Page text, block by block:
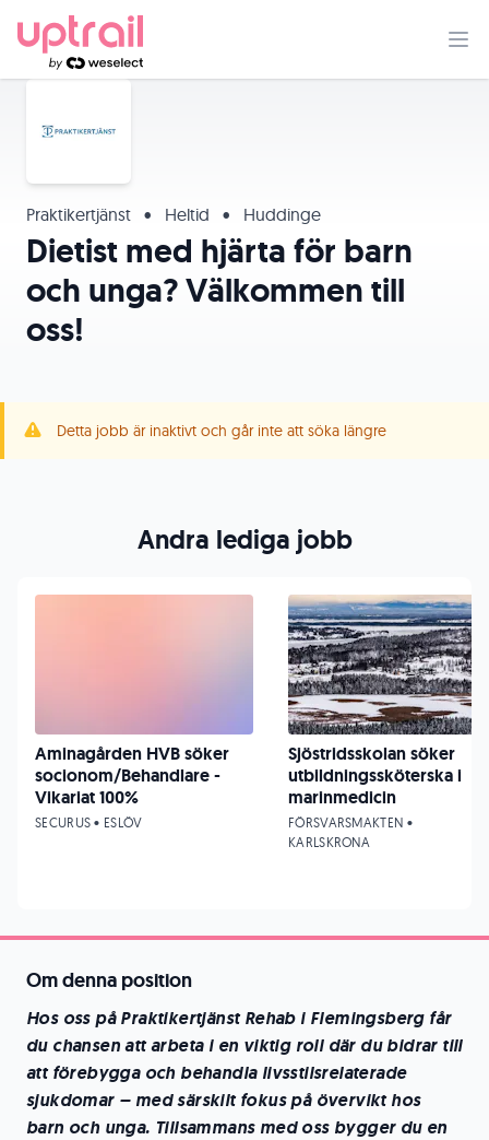
Praktikertjänst • Heltid • Huddinge
Dietist med hjärta för barn
och unga? Välkommen till
oss!
Detta jobb är inaktivt och går inte att söka längre
Om denna position
Hos oss på Praktikertjänst Rehab i Flemingsberg får
du chansen att arbeta i en viktig roll där du bidrar till
att förebygga och behandla livsstilsrelaterade
sjukdomar – med särskilt fokus på övervikt hos
barn och unga. Tillsammans med oss bygger du en
Andra lediga jobb
Aminagården HVB söker
socionom/Behandlare -
Vikariat 100%
SECURUS • ESLÖV
Sjöstridsskolan söker
utbildningssköterska i
marinmedicin
FÖRSVARSMAKTEN •
KARLSKRONA